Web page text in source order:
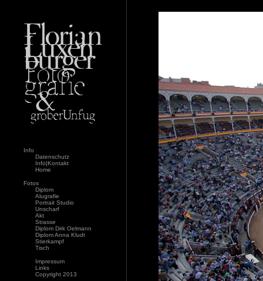
Info
Datenschutz
Info|Kontakt
Home
Fotos
Diplom
Alugrafie
Portrait Studio
Unscharf
Akt
Strasse
Diplom Dirk Oelmann
Diplom Anna Kludt
Stierkampf
Tisch
Impressum
Links
Copyright 2013